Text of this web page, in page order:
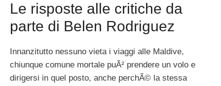
Le risposte alle critiche da
parte di Belen Rodriguez
Innanzitutto nessuno vieta i viaggi alle Maldive,
chiunque comune mortale puÃ² prendere un volo e
dirigersi in quel posto, anche perchÃ© la stessa